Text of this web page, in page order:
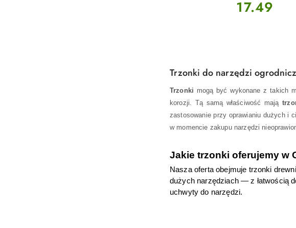
Cena:
17.49
Trzonki do narzędzi
Trzonki mogą być wykonane z takich
korozji. Tą samą właściwość mają
zastosowanie przy oprawianiu dużych i
w momencie zakupu narzędzi
Jakie trzonki oferujemy w
Nasza oferta obejmuje trzonki
dużych narzędziach — z łatwością
uchwyty do narzędzi.